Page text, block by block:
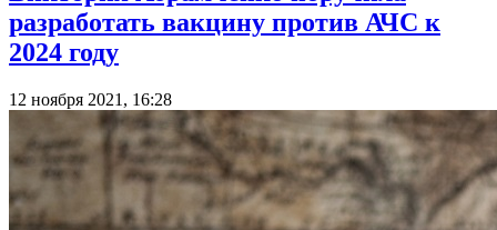
разработать вакцину против АЧС к
2024 году
12 ноября 2021, 16:28